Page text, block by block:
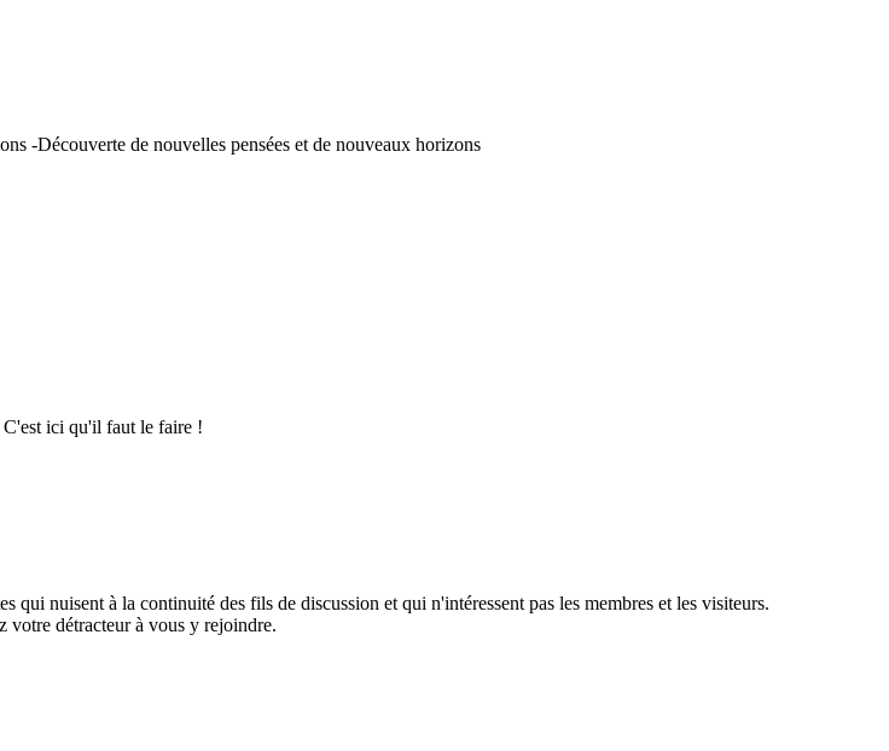
-Découverte de nouvelles pensées et de nouveaux horizons
C'est ici qu'il faut le faire !
qui nuisent à la continuité des fils de discussion et qui n'intéressent pas les membres et les visiteurs.
votre détracteur à vous y rejoindre.